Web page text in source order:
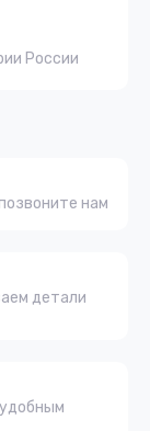
нам
детали
России